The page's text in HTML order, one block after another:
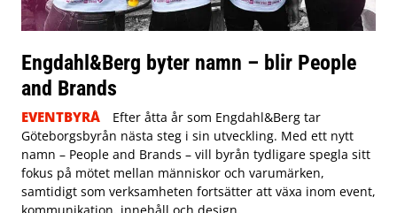
Engdahl&Berg byter namn – blir People
and Brands
EVENTBYRÅ
Efter åtta år som Engdahl&Berg tar
Göteborgsbyrån nästa steg i sin utveckling. Med ett nytt
namn – People and Brands – vill byrån tydligare spegla sitt
fokus på mötet mellan människor och varumärken,
samtidigt som verksamheten fortsätter att växa inom event,
kommunikation, innehåll och design.